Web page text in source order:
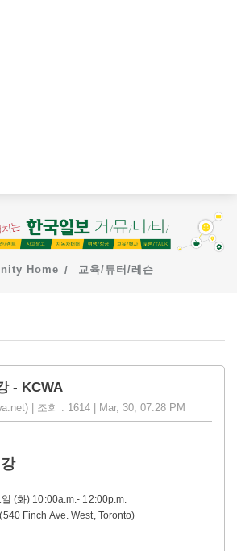
Home 교육/튜터/레슨
- KCWA
| 조회 : 1614 | Mar, 30, 07:28 PM
(화) 10:00a.m.- 12:00p.m.
Finch Ave. West, Toronto)